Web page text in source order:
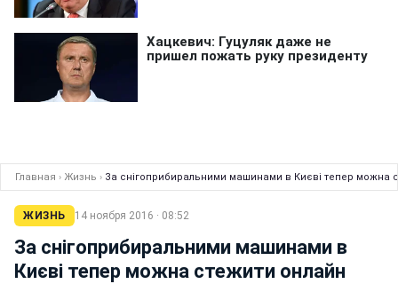
Главная › Жизнь › За снігоприбиральними машинами в Києві тепер можна
ЖИЗНЬ 14 ноября 2016 · 08:52
За снігоприбиральними машинами в
Києві тепер можна стежити онлайн